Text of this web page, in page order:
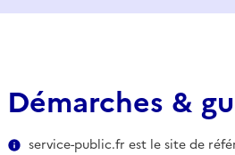
Démarches &
service-public.fr est le site de